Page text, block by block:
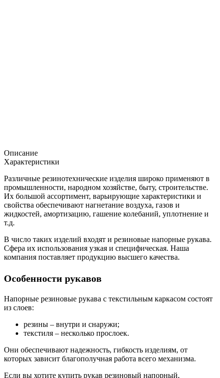
Описание
Характеристики
Различные резинотехнические изделия широко применяют в
промышленности, народном хозяйстве, быту, строительстве.
Их большой ассортимент, варьирующие характеристики и
свойства обеспечивают нагнетание воздуха, газов и
жидкостей, амортизацию, гашение колебаний, уплотнение и
т.д.
В число таких изделий входят и резиновые напорные рукава.
Сфера их использования узкая и специфическая. Наша
компания поставляет продукцию высшего качества.
Особенности рукавов
Напорные резиновые рукава с текстильным каркасом состоят
из слоев:
резины – внутри и снаружи;
текстиля – несколько прослоек.
Они обеспечивают надежность, гибкость изделиям, от
которых зависит благополучная работа всего механизма.
Если вы хотите купить рукав резиновый напорный,